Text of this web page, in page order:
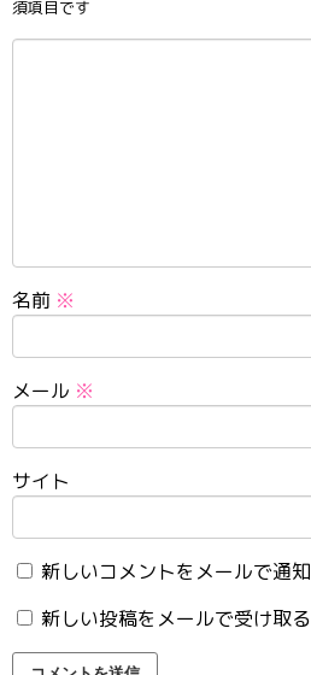
須項目です
名前 ※
メール ※
サイト
新しいコメントをメールで通知
新しい投稿をメールで受け取る